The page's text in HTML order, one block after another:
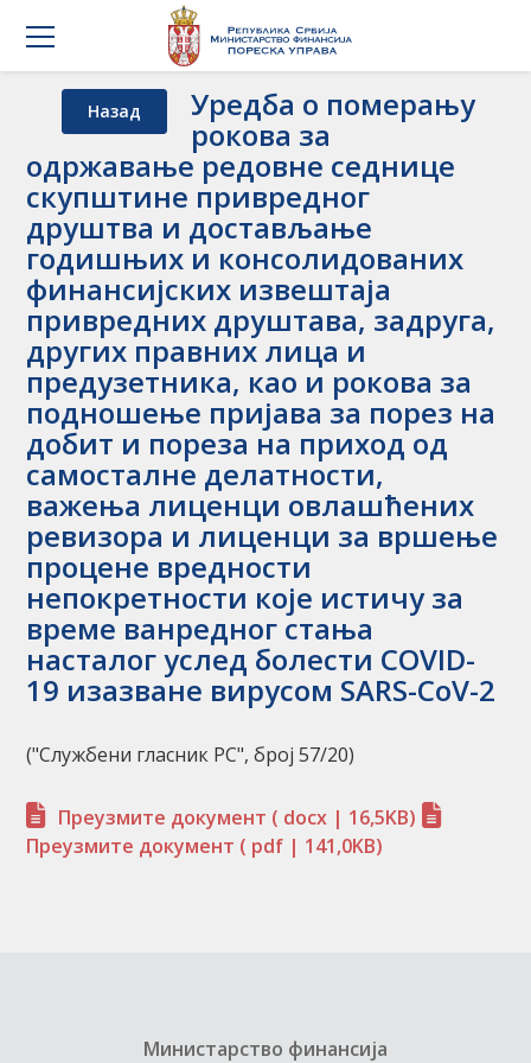
Назад Уредба о померању
рокова за
одржавање редовне седнице
скупштине привредног
друштва и достављање
годишњих и консолидованих
финансијских извештаја
привредних друштава, задруга,
других правних лица и
предузетника, као и рокова за
подношење пријава за порез на
добит и пореза на приход од
самосталне делатности,
важења лиценци овлашћених
ревизора и лиценци за вршење
процене вредности
непокретности које истичу за
време ванредног стања
насталог услед болести COVID-
19 изазване вирусом SARS-CoV-2
("Службени гласник РС", број 57/20)
Преузмите документ ( docx | 16,5KB)
Преузмите документ ( pdf | 141,0KB)
Министарство финансија